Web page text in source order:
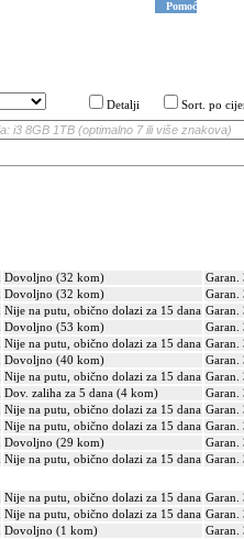
Pomoć
Detalji Sort. po
Dovoljno (32 kom)
Garan.
Dovoljno (32 kom)
Garan.
Nije na putu, obično dolazi za 15 dana Garan.
Dovoljno (53 kom)
Garan.
Nije na putu, obično dolazi za 15 dana Garan.
Dovoljno (40 kom)
Garan.
Nije na putu, obično dolazi za 15 dana Garan.
Dov. zaliha za 5 dana (4 kom) Garan.
Nije na putu, obično dolazi za 15 dana Garan.
Nije na putu, obično dolazi za 15 dana Garan.
Dovoljno (29 kom)
Garan.
Nije na putu, obično dolazi za 15 dana Garan.
Nije na putu, obično dolazi za 15 dana Garan.
Nije na putu, obično dolazi za 15 dana Garan.
Dovoljno (1 kom)
Garan.